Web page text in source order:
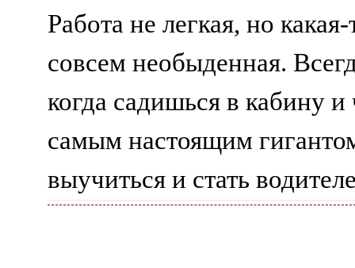
Работа не легкая, но
совсем необыденная.
когда садишься в кабину
самым настоящим
выучиться и стать